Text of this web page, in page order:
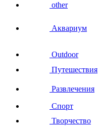
other
Аквариум
Outdoor
Путешествия
Развлечения
Спорт
Творчество